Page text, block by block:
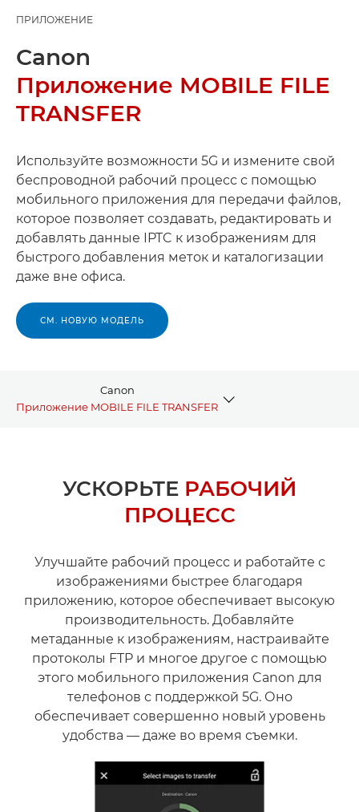
ПРИЛОЖЕНИЕ
Canon
Приложение MOBILE FILE
TRANSFER
Используйте возможности 5G и измените свой
беспроводной рабочий процесс с помощью
мобильного приложения для передачи файлов,
которое позволяет создавать, редактировать и
добавлять данные IPTC к изображениям для
быстрого добавления меток и каталогизации
даже вне офиса.
СМ. НОВУЮ МОДЕЛЬ
Canon
Приложение MOBILE FILE TRANSFER
ЗАГРУЗИТЬУСКОРЬТЕ РАБОЧИЙ
ПРОЦЕСС
Улучшайте рабочий процесс и работайте с
изображениями быстрее благодаря
приложению, которое обеспечивает высокую
производительность. Добавляйте
метаданные к изображениям, настраивайте
протоколы FTP и многое другое с помощью
этого мобильного приложения Canon для
телефонов с поддержкой 5G. Оно
обеспечивает совершенно новый уровень
удобства — даже во время съемки.